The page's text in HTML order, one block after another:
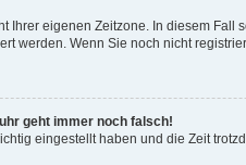
Ihrer eigenen Zeitzone. In diesem
werden. Wenn Sie noch nicht
geht immer noch falsch!
eingestellt haben und die Zeit